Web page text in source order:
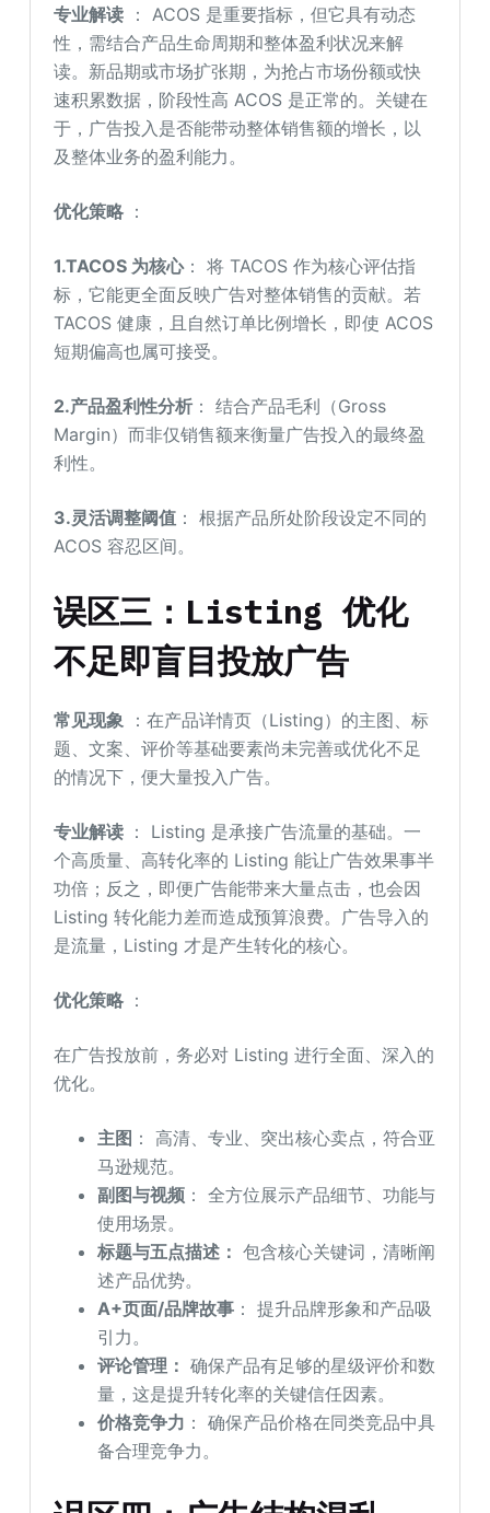
专业解读 ： ACOS 是重要指标，但它具有动态
性，需结合产品生命周期和整体盈利状况来解
读。新品期或市场扩张期，为抢占市场份额或快
速积累数据，阶段性高 ACOS 是正常的。关键在
于，广告投入是否能带动整体销售额的增长，以
及整体业务的盈利能力。
优化策略 ：
1.TACOS 为核心： 将 TACOS 作为核心评估指
标，它能更全面反映广告对整体销售的贡献。若
TACOS 健康，且自然订单比例增长，即使 ACOS
短期偏高也属可接受。
2.产品盈利性分析 ： 结合产品毛利（Gross
Margin）而非仅销售额来衡量广告投入的最终盈
利性。
3.灵活调整阈值 ： 根据产品所处阶段设定不同的
ACOS 容忍区间。
误区三：Listing 优化
不足即盲目投放广告
常见现象 ：在产品详情页（Listing）的主图、标
题、文案、评价等基础要素尚未完善或优化不足
的情况下，便大量投入广告。
专业解读 ： Listing 是承接广告流量的基础。一
个高质量、高转化率的 Listing 能让广告效果事半
功倍；反之，即便广告能带来大量点击，也会因
Listing 转化能力差而造成预算浪费。广告导入的
是流量，Listing 才是产生转化的核心。
优化策略 ：
在广告投放前，务必对 Listing 进行全面、深入的
优化。
主图 ： 高清、专业、突出核心卖点，符合亚
马逊规范。
副图与视频 ： 全方位展示产品细节、功能与
使用场景。
标题与五点描述： 包含核心关键词，清晰阐
述产品优势。
A+页面/品牌故事 ： 提升品牌形象和产品吸
引力。
评论管理： 确保产品有足够的星级评价和数
量，这是提升转化率的关键信任因素。
价格竞争力 ： 确保产品价格在同类竞品中具
备合理竞争力。